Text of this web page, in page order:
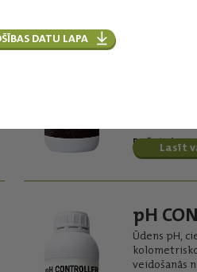
DATU LAPA
Ražotājs:
Lasīt
pH
Ūdens pH,
veidošanās